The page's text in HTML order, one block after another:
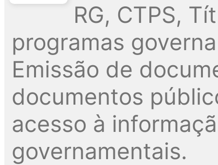
RG, CTPS,
programas
Emissão de
documentos
acesso à
governamentais.